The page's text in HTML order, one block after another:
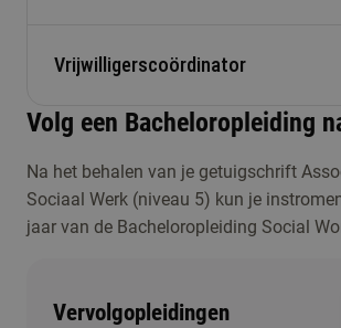
Jij biedt praktische begeleiding,
Vrijwilligerscoördinator
binnen een organisatie of
dat iedereen zijn talent inzet op de
zich gewaardeerd voelt. Zo breng je
Volg een Bacheloropleiding
Na het behalen van je getuigschrift
Sociaal Werk (niveau 5) kun je
jaar van de Bacheloropleiding Social
Vervolgopleidingen